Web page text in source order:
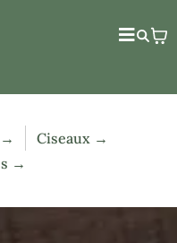
→
Ciseaux →
→